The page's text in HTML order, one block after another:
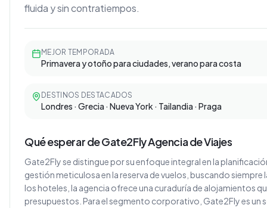
fluida y sin contratiempos.
MEJOR TEMPORADA
Primavera y otoño para ciudades, verano para costa
DESTINOS DESTACADOS
Londres · Grecia · Nueva York · Tailandia · Praga
Qué esperar de Gate2Fly Agencia de Viajes
Gate2Fly se distingue por su enfoque integral en la
gestión meticulosa en la reserva de vuelos, buscando
los hoteles, la agencia ofrece una curaduría de alojamientos
presupuestos. Para el segmento corporativo, Gate2Fly es